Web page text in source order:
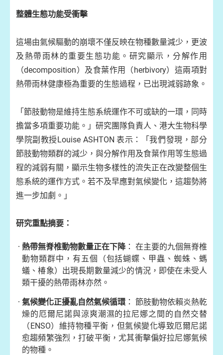
整體生態功能受衝擊
這場由氣候驅動的崩壞不僅反映在物種數量減少，更波
及熱帶雨林的重要生態功能。研究顯示，分解作用
（decomposition）及食葉作用（herbivory）這兩項對
熱帶雨林健康極為重要的生態過程，已出現減弱跡象。
「節肢動物是維持生態系統運作不可或缺的一環，同時
擔當多項重要功能。」研究團隊負責人、港大生物科學
學院副教授Louise ASHTON 表示：「我們發現，部分
節肢動物類群的減少，與分解作用及食葉作用等生態過
程的減弱有關，顯示生物多樣性的流失正在改變整個生
態系統的運作方式。若不及早應對氣候變化，這趨勢將
進一步加劇。」
研究重點摘要：
熱帶無脊椎動物數量正在下降： 在主要的九個無脊椎
動物類群中，有五個（包括蝴蝶、甲蟲、蜘蛛、螞
蟻、椿象）出現長期數量減少的情況，即使在未受人
類干擾的熱帶雨林亦然。
氣候變化正擾亂自然氣候循環 ： 節肢動物依賴炎熱乾
燥的厄爾尼諾與涼爽潮濕的拉尼娜之間的自然交替
（ENSO）維持物種平衡，但氣候變化導致厄爾尼諾
愈趨頻繁強烈，打破平衡，尤其衝擊偏好拉尼娜氣候
的物種。